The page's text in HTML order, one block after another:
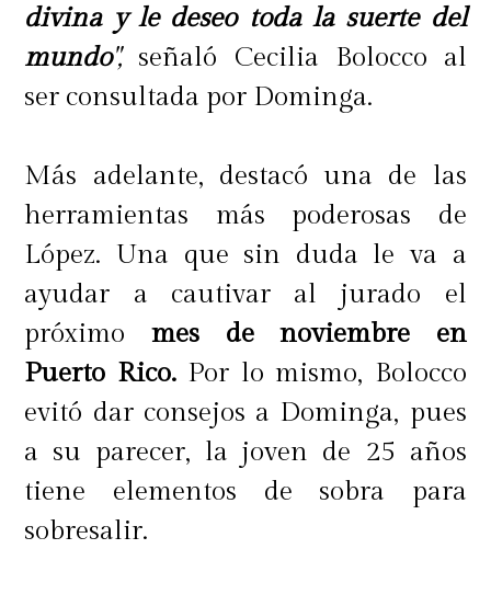
divina y le deseo toda la suerte del
mundo",señaló Cecilia Bolocco al
ser consultada por Dominga.
Más adelante, destacó una de las
herramientas más poderosas de
López. Una que sin duda le va a
ayudar a cautivar al jurado el
próximo mes de noviembre en
Puerto Rico.Por lo mismo, Bolocco
evitó dar consejos a Dominga, pues
a su parecer, la joven de 25 años
tiene elementos de sobra para
sobresalir.